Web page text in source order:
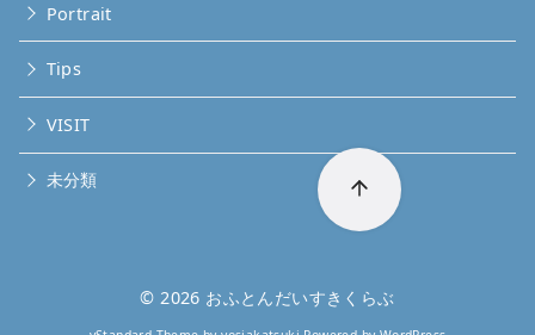
Portrait
Tips
VISIT
未分類
© 2026 おふとんだいすきくらぶ